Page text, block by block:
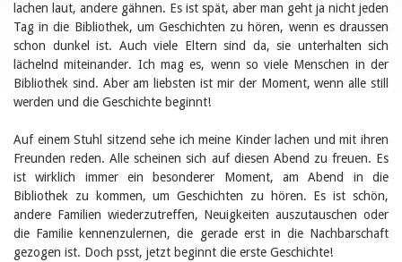
Formation et perfectionnement
Animations
Jeune public
Ecole et bibliothèque
Bibliosuisse
Subventions extraordinaires
Membres de la commission
Encouragement des
bibliothèques
Bibliomedia
Auteurs
Julie Greub
lachen laut, andere gähnen. Es ist spät, aber man geht ja nicht jeden
Tag in die Bibliothek, um Geschichten zu hören, wenn es draussen
schon dunkel ist. Auch viele Eltern sind da, sie unterhalten sich
lächelnd miteinander. Ich mag es, wenn so viele Menschen in der
Bibliothek sind. Aber am liebsten ist mir der Moment, wenn alle still
werden und die Geschichte beginnt!
Auf einem Stuhl sitzend sehe ich meine Kinder lachen und mit ihren
Freunden reden. Alle scheinen sich auf diesen Abend zu freuen. Es
ist wirklich immer ein besonderer Moment, am Abend in die
Bibliothek zu kommen, um Geschichten zu hören. Es ist schön,
andere Familien wiederzutreffen, Neuigkeiten auszutauschen oder
die Familie kennenzulernen, die gerade erst in die Nachbarschaft
gezogen ist. Doch psst, jetzt beginnt die erste Geschichte!